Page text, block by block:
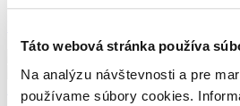
Táto webová stránka používa
Na analýzu návštevnosti a pre
používame súbory cookies.
Zobraziť